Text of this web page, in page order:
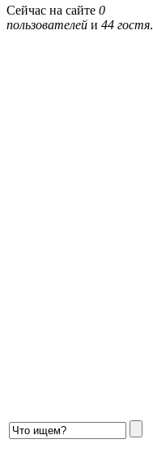
Сейчас на сайте 0
пользователей и 44 гостя.